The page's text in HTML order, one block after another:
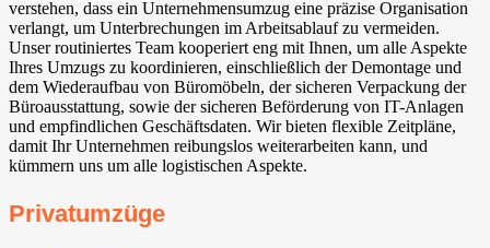
verstehen, dass ein Unternehmensumzug eine präzise Organisation
verlangt, um Unterbrechungen im Arbeitsablauf zu vermeiden.
Unser routiniertes Team kooperiert eng mit Ihnen, um alle Aspekte
Ihres Umzugs zu koordinieren, einschließlich der Demontage und
dem Wiederaufbau von Büromöbeln, der sicheren Verpackung der
Büroausstattung, sowie der sicheren Beförderung von IT-Anlagen
und empfindlichen Geschäftsdaten. Wir bieten flexible Zeitpläne,
damit Ihr Unternehmen reibungslos weiterarbeiten kann, und
kümmern uns um alle logistischen Aspekte.
Privatumzüge